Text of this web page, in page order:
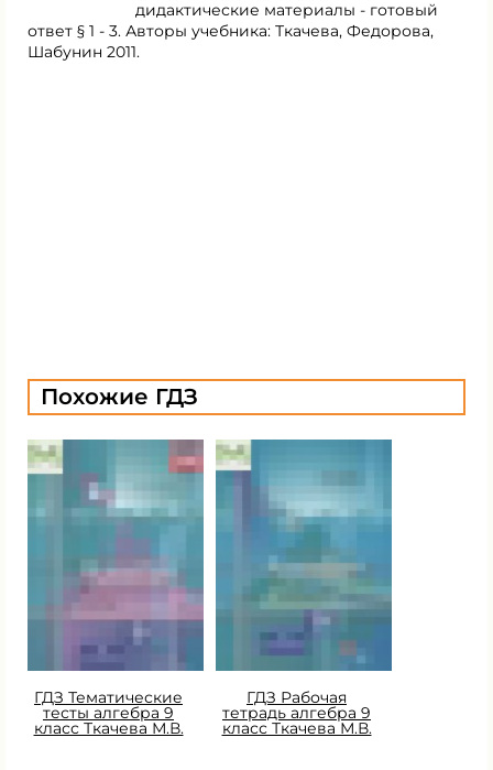
дидактические материалы - готовый
ответ § 1 - 3. Авторы учебника: Ткачева, Федорова,
Шабунин 2011.
Похожие ГДЗ
ГДЗ Тематические
тесты алгебра 9
класс Ткачева М.В.
ГДЗ Рабочая
тетрадь алгебра 9
класс Ткачева М.В.